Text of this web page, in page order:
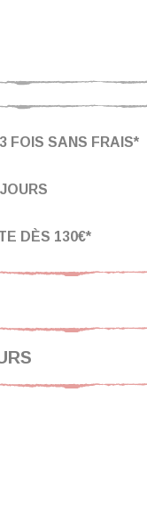
DÈS 130€*
FOIS SANS FRAIS*